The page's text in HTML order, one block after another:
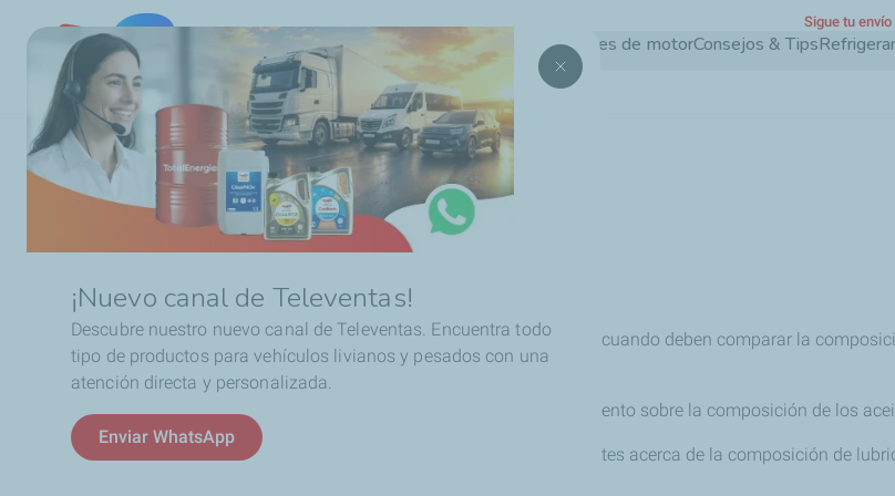
Pasar
¡Nuevo canal de Televentas!
Descubre nuestro nuevo canal de Televentas. Encuentra todo
tipo de productos para vehículos livianos y pesados con una
atención directa y personalizada.
Enviar WhatsApp
Aceites de motorConsejos & Tips
Sigue tu
Ruta
de
navegación
Consejos & Tips Aceite Sintético
Aceite Sintético
La mayoría de los compradores de lubricantes a menudo se confunden cuando deben comparar la
compuestos sintéticos, semisintéticos, minerales).
Esperamos que la siguiente sección le ayude a profundizar su conocimiento sobre la composición de los
En esta sección tendrá las respuestas a 4 de las preguntas más frecuentes acerca de la composición de